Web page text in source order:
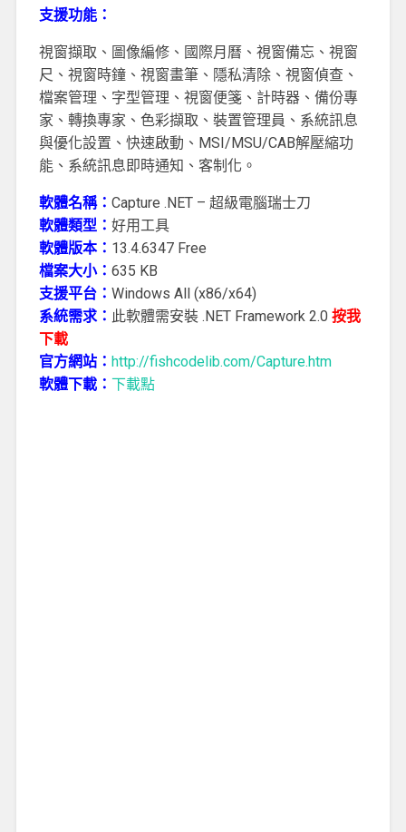
支援功能：
視窗擷取、圖像編修、國際月曆、視窗備忘、視窗
尺、視窗時鐘、視窗畫筆、隱私清除、視窗偵查、
檔案管理、字型管理、視窗便箋、計時器、備份專
家、轉換專家、色彩擷取、裝置管理員、系統訊息
與優化設置、快速啟動、MSI/MSU/CAB解壓縮功
能、系統訊息即時通知、客制化。
軟體名稱： Capture .NET – 超級電腦瑞士刀
軟體類型： 好用工具
軟體版本： 13.4.6347 Free
檔案大小： 635 KB
支援平台： Windows All (x86/x64)
系統需求： 此軟體需安裝 .NET Framework 2.0 按我
下載
官方網站： http://fishcodelib.com/Capture.htm
軟體下載： 下載點